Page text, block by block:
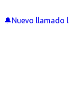
🔔Nuevo llamado